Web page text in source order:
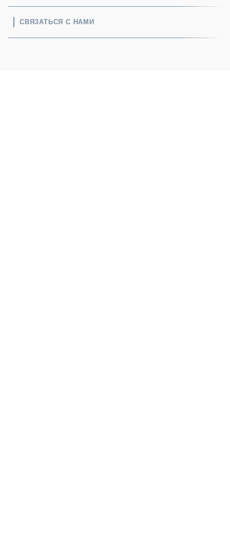
СВЯЗАТЬСЯ С НАМИ